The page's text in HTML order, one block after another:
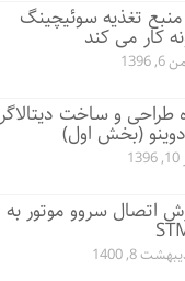
تغذیه سوئیچینگ
کار می کند
1396
طراحی و ساخت دیتالاگر
(بخش اول)
اتصال سروو موتور به
8, 1400